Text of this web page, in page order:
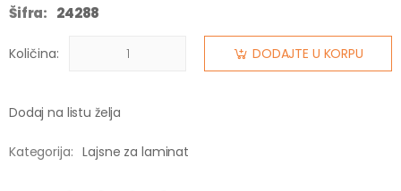
Šifra: 24288
Količina: DODAJTE U KORPU
Dodaj na listu želja
Kategorija: Lajsne za laminat